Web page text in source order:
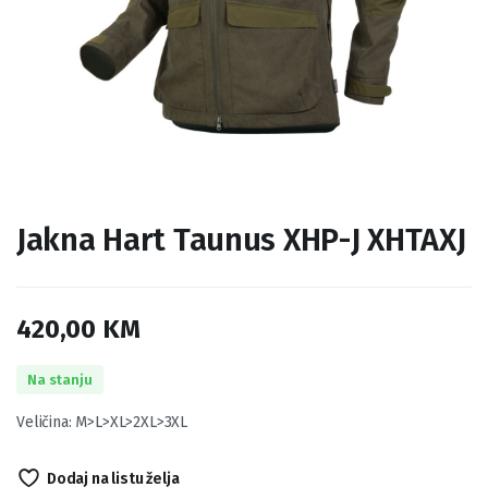
Jakna Hart Taunus XHP-J XHTAXJ
420,00 KM
Na stanju
Veličina: M>L>XL>2XL>3XL
Dodaj na listu želja